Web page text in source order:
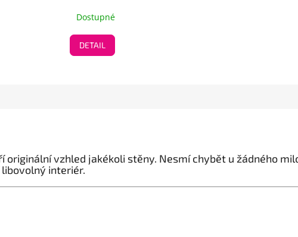
Dostupné
DETAIL
vzhled jakékoli stěny. Nesmí chybět u žádného
interiér.